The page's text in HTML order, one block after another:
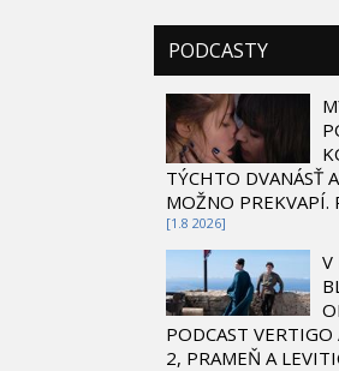
PODCASTY
TÝCHTO DVANÁSŤ
MOŽNO PREKVAPÍ.
[1.8 2026]
V
PODCAST VERTIGO
2, PRAMEŇ A